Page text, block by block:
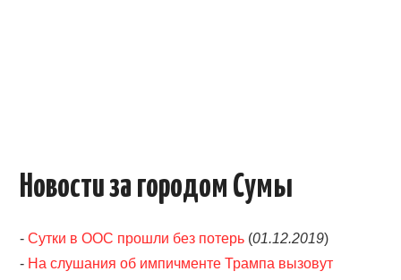
Новости за городом Сумы
-Сутки в ООС прошли без потерь (01.12.2019)
- На слушания об импичменте Трампа вызовут